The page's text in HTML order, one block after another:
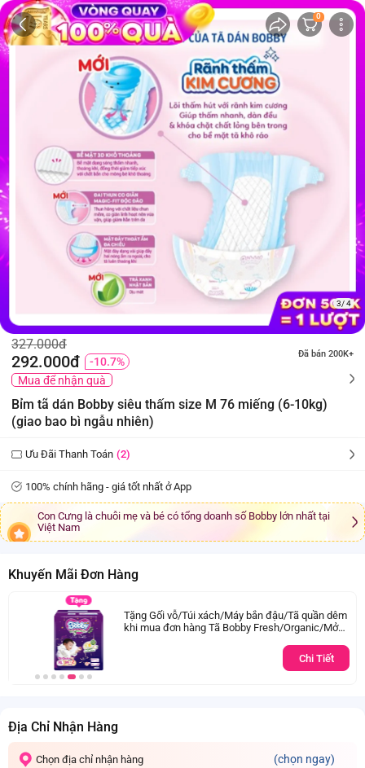
0
3/ 4
327.000đ
292.000đ -10.7%
Đã bán 200K+
Mua để nhận quà
Bỉm tã dán Bobby siêu thấm size M 76 miếng (6-10kg)
(giao bao bì ngẫu nhiên)
Ưu Đãi Thanh Toán (2)
100% chính hãng - giá tốt nhất ở App
Con Cưng là chuỗi mẹ và bé có tổng doanh số Bobby lớn nhất tại
Việt Nam
Khuyến Mãi Đơn Hàng
Tặng Gối vỗ/Túi xách/Máy bắn đậu/Tã quần dêm
khi mua đơn hàng Tã Bobby Fresh/Organic/Mở
Chi Tiết
Địa Chỉ Nhận Hàng
Chọn địa chỉ nhận hàng (chọn ngay)